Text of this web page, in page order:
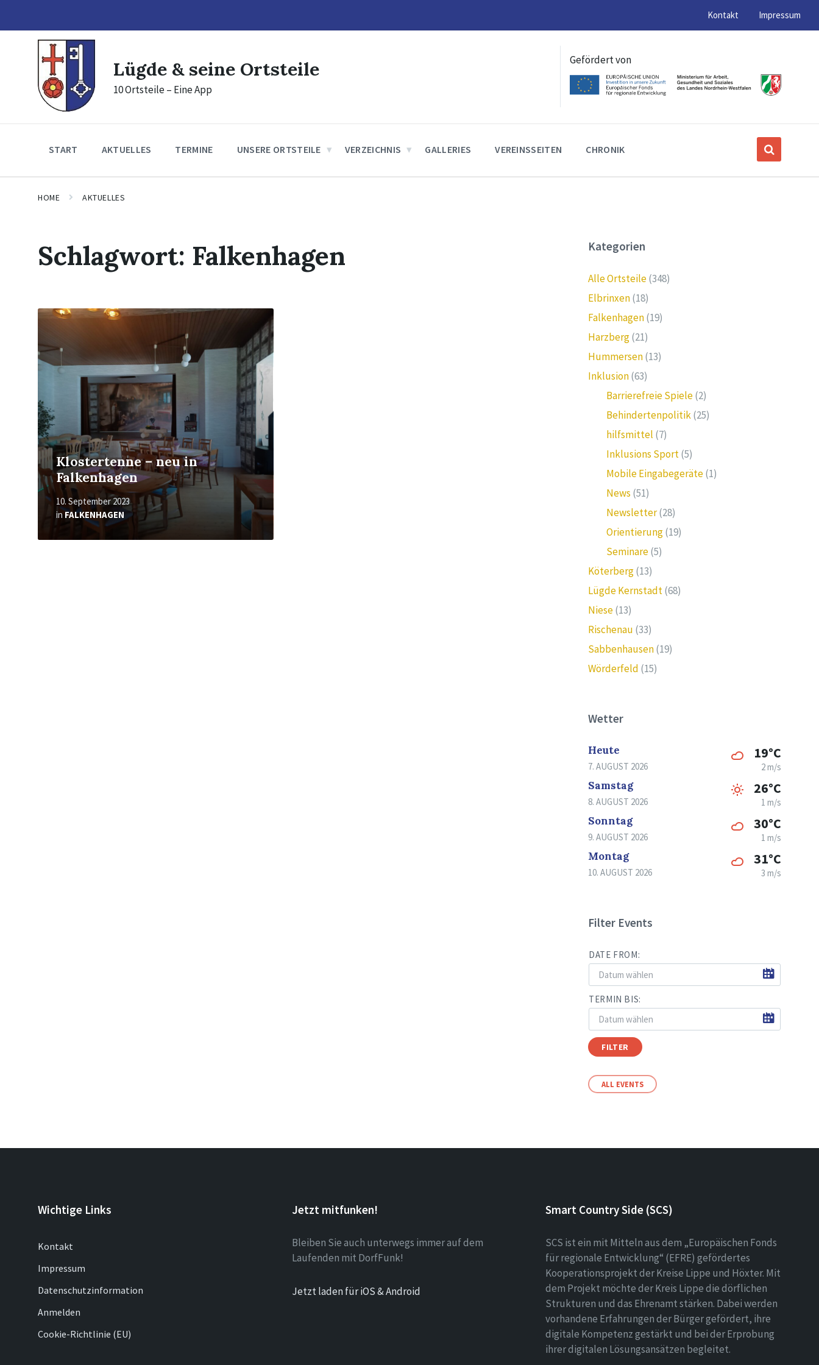
content
main
navigation
footer
Kontakt Impressum
Lügde & seine Ortsteile
10 Ortsteile – Eine App
Gefördert von
START AKTUELLES TERMINE UNSERE ORTSTEILE VERZEICHNIS GALLERIES VEREINSSEITEN CHRONIK
HOME AKTUELLES
Schlagwort: Falkenhagen
Klostertenne – neu in
Falkenhagen
10. September 2023
inFALKENHAGEN
Mehr
Kategorien
Alle Ortsteile(348)
Elbrinxen(18)
Falkenhagen(19)
Harzberg(21)
Hummersen(13)
Inklusion(63)
Barrierefreie Spiele(2)
Behindertenpolitik(25)
hilfsmittel (7)
Inklusions Sport(5)
Mobile Eingabegeräte(1)
News (51)
Newsletter(28)
Orientierung(19)
Seminare(5)
Köterberg(13)
Lügde Kernstadt(68)
Niese(13)
Rischenau (33)
Sabbenhausen(19)
Wörderfeld (15)
Wetter
Heute
7. AUGUST 2026
19°C
2 m/s
Samstag
8. AUGUST 2026
26°C
1 m/s
Sonntag
9. AUGUST 2026
30°C
1 m/s
Montag
10. AUGUST 2026
31°C
3 m/s
Filter Events
DATE FROM:
TERMIN BIS:
FILTER
ALL EVENTS
Wichtige Links
Kontakt
Impressum
Datenschutzinformation
Anmelden
Cookie-Richtlinie (EU)
Jetzt mitfunken!
Bleiben Sie auch unterwegs immer auf dem
Laufenden mit DorfFunk!
Jetzt laden für iOS & Android
Smart Country Side (SCS)
SCS ist ein mit Mitteln aus dem „Europäischen Fonds
für regionale Entwicklung“ (EFRE) gefördertes
Kooperationsprojekt der Kreise Lippe und Höxter. Mit
dem Projekt möchte der Kreis Lippe die dörflichen
Strukturen und das Ehrenamt stärken. Dabei werden
vorhandene Erfahrungen der Bürger gefördert, ihre
digitale Kompetenz gestärkt und bei der Erprobung
ihrer digitalen Lösungsansätzen begleitet.